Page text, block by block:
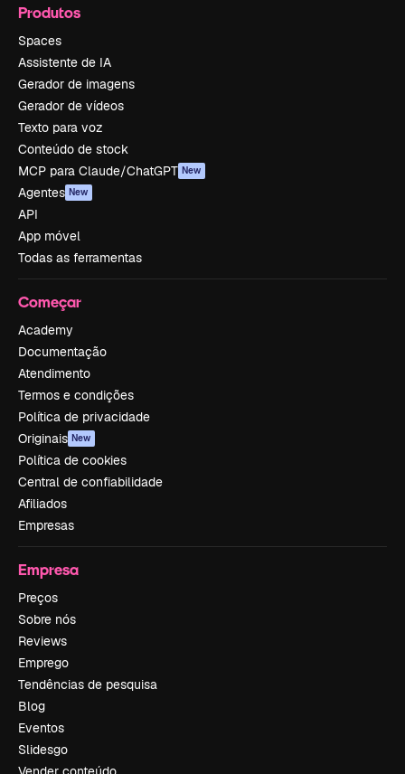
Produtos
Spaces
Assistente de IA
Gerador de imagens
Gerador de vídeos
Texto para voz
Conteúdo de stock
MCP para Claude/ChatGPT New
Agentes New
API
App móvel
Todas as ferramentas
Começar
Academy
Documentação
Atendimento
Termos e condições
Política de privacidade
Originais New
Política de cookies
Central de confiabilidade
Afiliados
Empresas
Empresa
Preços
Sobre nós
Reviews
Emprego
Tendências de pesquisa
Blog
Eventos
Slidesgo